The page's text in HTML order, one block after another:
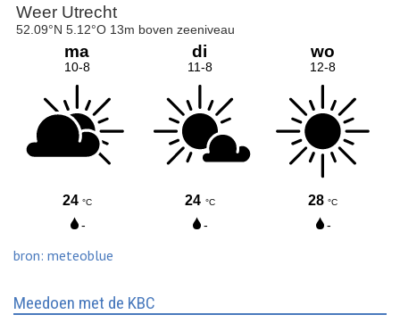
bron: meteoblue
Meedoen met de KBC